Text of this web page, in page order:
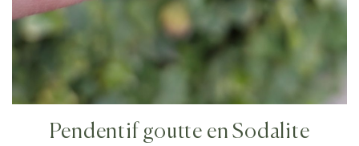
Pendentif goutte en Sodalite